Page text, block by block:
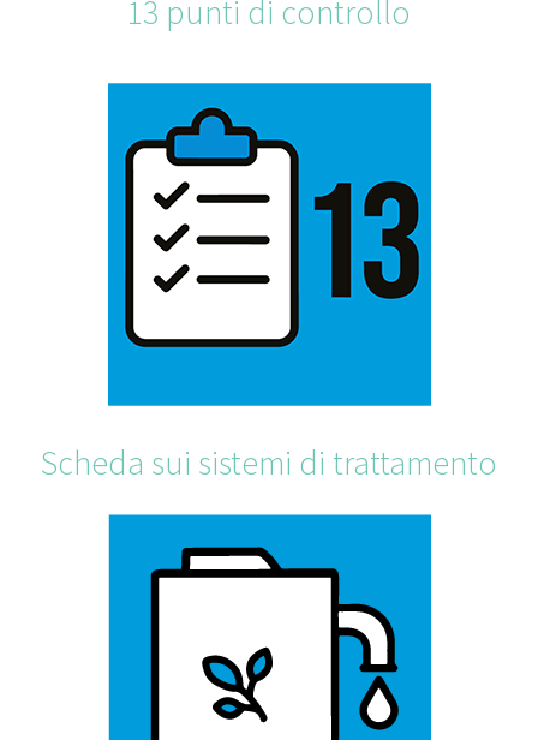
13 punti di controllo
Scheda sui sistemi di trattamento